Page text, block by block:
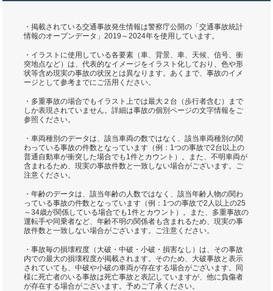
・掲載されている交通事故発生情報は警察庁公開の「交通事故統計
情報のオープンデータ」2019～2024年を使用しています。
・イラストに使用している各要素（車、背景、車、天候、信号、衝
突地点など）は、代表的なイメージをイラスト化しており、色や形
状等含め現実の事故の状況とは異なります。あくまで、事故のイメ
ージとして参考までにご活用ください。
・多重事故の場合でもイラスト上では最大２台（歩行者含む）まで
しか表現されていません。詳細は事故の個別ページの文字情報をご
参照ください。
・車両種別のデータは、該当車両の数ではなく、該当車両種別の関
わっている事故の件数となっています（例：1つの事故で2台以上の
普通自動車が衝突した場合でも1件とカウント）。また、不明車両が
含まれるため、現実の事故件数と一致しない場合がございます。ご
注意ください。
・年齢のデータは、該当年齢の人数ではなく、該当年齢人物の関わ
っている事故の件数となっています（例：1つの事故で2人以上の25
～34歳が関係している場合でも1件とカウント）。また、多重事故の
運転手や同乗者など、年齢不明の関係者も含まれるため、現実の事
故件数と一致しない場合がございます。ご注意ください。
・事故毎の損壊程度（大破・中破・小破・損害なし）は、その事故
内での最大の損壊程度が掲載されます。そのため、大破事故と表示
されていても、中破や小破の車両が存在する場合がございます。同
様に死亡者のいる事故は死亡事故と表記していますが、他に負傷者
が存在する場合がございます。予めご了承ください。